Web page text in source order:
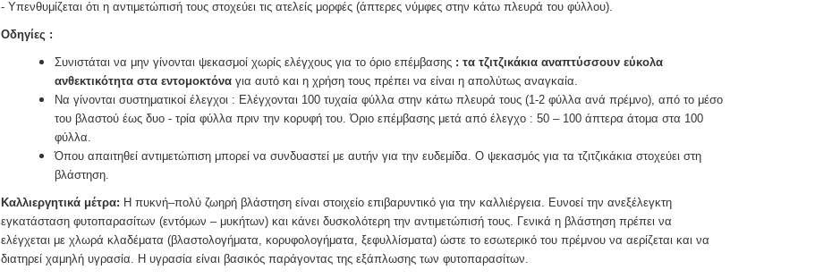
- Υπενθυμίζεται ότι η αντιμετώπισή τους στοχεύει τις ατελείς μορφές (άπτερες νύμφες στην κάτω πλευρά του φύλλου).
Οδηγίες :
Συνιστάται να μην γίνονται ψεκασμοί χωρίς ελέγχους για το όριο επέμβασης : τα τζιτζικάκια αναπτύσσουν εύκολα
ανθεκτικότητα στα εντομοκτόνα για αυτό και η χρήση τους πρέπει να είναι η απολύτως αναγκαία.
Να γίνονται συστηματικοί έλεγχοι : Ελέγχονται 100 τυχαία φύλλα στην κάτω πλευρά τους (1-2 φύλλα ανά πρέμνο), από το μέσο
του βλαστού έως δυο - τρία φύλλα πριν την κορυφή του. Όριο επέμβασης μετά από έλεγχο : 50 – 100 άπτερα άτομα στα 100
φύλλα.
Όπου απαιτηθεί αντιμετώπιση μπορεί να συνδυαστεί με αυτήν για την ευδεμίδα. Ο ψεκασμός για τα τζιτζικάκια στοχεύει στη
βλάστηση.
Καλλιεργητικά μέτρα: Η πυκνή–πολύ ζωηρή βλάστηση είναι στοιχείο επιβαρυντικό για την καλλιέργεια. Ευνοεί την ανεξέλεγκτη
εγκατάσταση φυτοπαρασίτων (εντόμων – μυκήτων) και κάνει δυσκολότερη την αντιμετώπισή τους. Γενικά η βλάστηση πρέπει να
ελέγχεται με χλωρά κλαδέματα (βλαστολογήματα, κορυφολογήματα, ξεφυλλίσματα) ώστε το εσωτερικό του πρέμνου να αερίζεται και να
διατηρεί χαμηλή υγρασία. Η υγρασία είναι βασικός παράγοντας της εξάπλωσης των φυτοπαρασίτων.